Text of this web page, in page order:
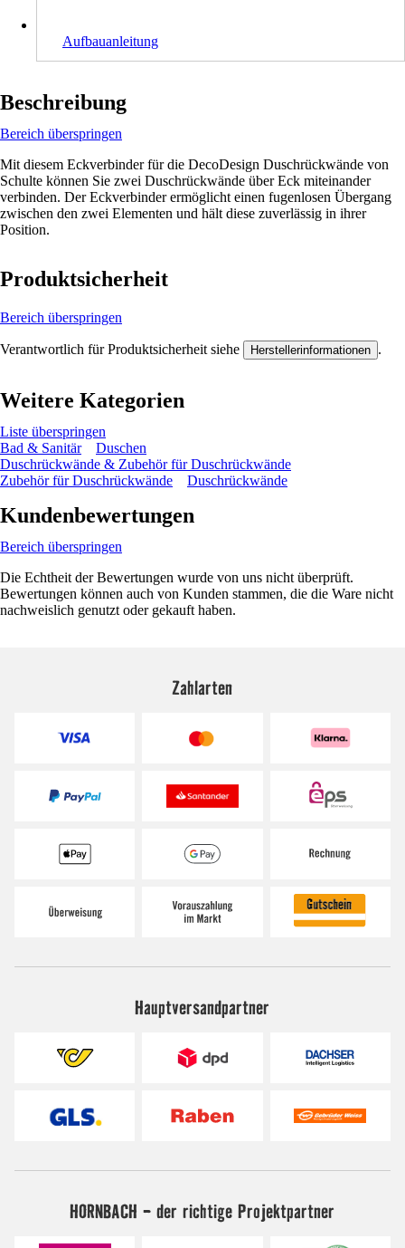
Aufbauanleitung
Beschreibung
Bereich überspringen
Mit diesem Eckverbinder für die DecoDesign Duschrückwände von
Schulte können Sie zwei Duschrückwände über Eck miteinander
verbinden. Der Eckverbinder ermöglicht einen fugenlosen Übergang
zwischen den zwei Elementen und hält diese zuverlässig in ihrer
Position.
Produktsicherheit
Bereich überspringen
Verantwortlich für Produktsicherheit siehe Herstellerinformationen .
Weitere Kategorien
Liste überspringen
Bad & Sanitär
Duschen
Duschrückwände & Zubehör für Duschrückwände
Zubehör für Duschrückwände
Duschrückwände
Kundenbewertungen
Bereich überspringen
Die Echtheit der Bewertungen wurde von uns nicht überprüft.
Bewertungen können auch von Kunden stammen, die die Ware nicht
nachweislich genutzt oder gekauft haben.
Zahlarten
Hauptversandpartner
HORNBACH - der richtige Projektpartner